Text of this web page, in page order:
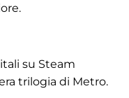
su Steam
trilogia di Metro.